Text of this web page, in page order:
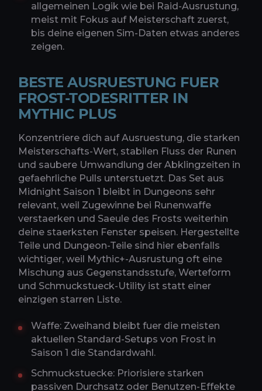
allgemeinen Logik wie bei Raid-Ausrustung,
meist mit Fokus auf Meisterschaft zuerst,
bis deine eigenen Sim-Daten etwas anderes
zeigen.
BESTE AUSRUESTUNG FUER
FROST-TODESRITTER IN
MYTHIC PLUS
Konzentriere dich auf Ausruestung, die starken
Meisterschafts-Wert, stabilen Fluss der Runen
und saubere Umwandlung der Abklingzeiten in
gefaehrliche Pulls unterstuetzt. Das Set aus
Midnight Saison 1 bleibt in Dungeons sehr
relevant, weil Zugewinne bei Runenwaffe
verstaerken und Saeule des Frosts weiterhin
deine staerksten Fenster speisen. Hergestellte
Teile und Dungeon-Teile sind hier ebenfalls
wichtiger, weil Mythic+-Ausrustung oft eine
Mischung aus Gegenstandsstufe, Werteform
und Schmuckstueck-Utility ist statt einer
einzigen starren Liste.
Waffe: Zweihand bleibt fuer die meisten
aktuellen Standard-Setups von Frost in
Saison 1 die Standardwahl.
Schmuckstuecke: Priorisiere starken
passiven Durchsatz oder Benutzen-Effekte